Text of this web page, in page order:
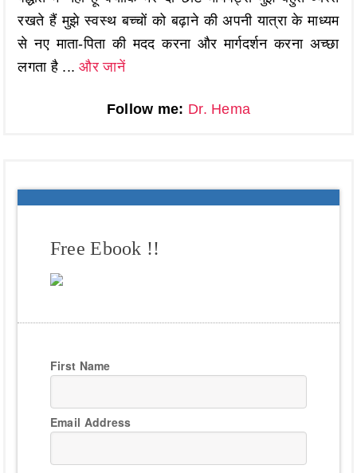
रखते हैं मुझे स्वस्थ बच्चों को बढ़ाने की अपनी यात्रा के माध्यम
से नए माता-पिता की मदद करना और मार्गदर्शन करना अच्छा
लगता है ...और जानें
Follow me: Dr. Hema
Free Ebook !!
First Name
Email Address